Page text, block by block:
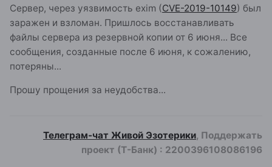
Сервер, через уязвимость exim (CVE-2019-10149) был
заражен и взломан. Пришлось восстанавливать
файлы сервера из резервной копии от 6 июня... Все
сообщения, созданные после 6 июня, к сожалению,
потеряны...
Прошу прощения за неудобства...
Телеграм-чат Живой Эзотерики, Поддержать
проект (Т-Банк) : 2200396108086196